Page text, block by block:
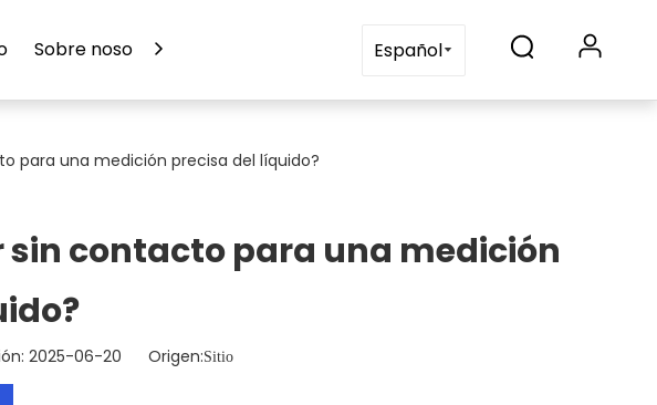
Sobre nosotros ContáctenosEspañol
para una medición precisa del líquido?
sin contacto para una medición
2025-06-20 Origen:Sitio